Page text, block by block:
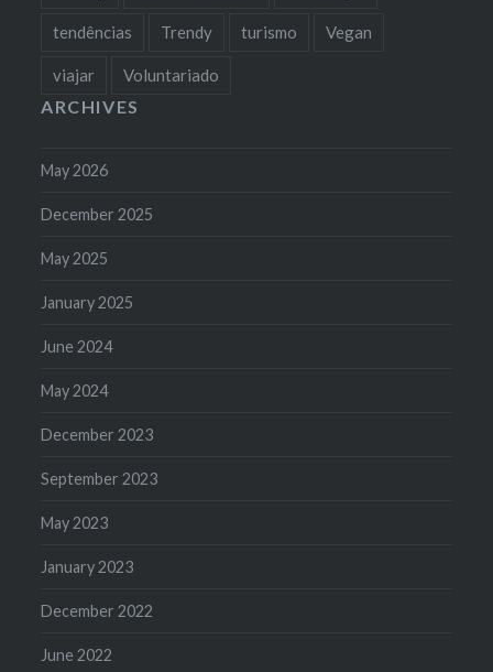
tendências Trendy turismo Vegan
viajar Voluntariado
ARCHIVES
May 2026
December 2025
May 2025
January 2025
June 2024
May 2024
December 2023
September 2023
May 2023
January 2023
December 2022
June 2022